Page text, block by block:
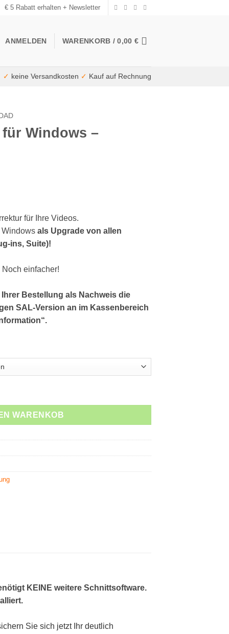
€ 5 Rabatt erhalten + Newsletter
ANMELDEN WARENKORB /0,00 €
✓ keine Versandkosten ✓ Kauf auf Rechnung
Windows –
für Ihre Videos.
Windows als Upgrade von allen
ins, Suite)!
einfacher!
Bestellung als Nachweis die
SAL-Version an im Kassenbereich
WARENKOB
KEINE weitere Schnittsoftware.
Sie sich jetzt Ihr deutlich